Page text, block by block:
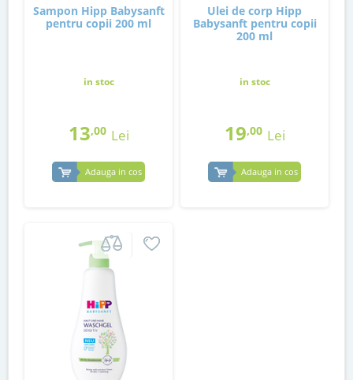
Sampon Hipp Babysanft
pentru copii 200 ml
in stoc
13,00 Lei
Adauga in cos
Ulei de corp Hipp
Babysanft pentru copii
200 ml
in stoc
19,00 Lei
Adauga in cos